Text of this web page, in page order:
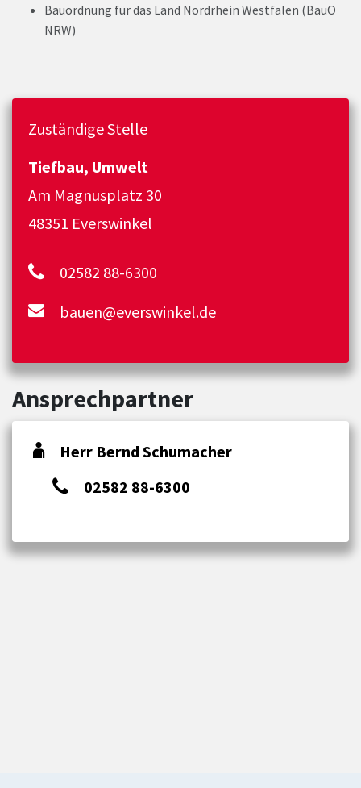
Bauordnung für das Land Nordrhein Westfalen (BauO
NRW)
Zuständige Stelle
Tiefbau, Umwelt
Am Magnusplatz 30
48351 Everswinkel
02582 88-6300
bauen@everswinkel.de
Ansprechpartner
Herr Bernd Schumacher
02582 88-6300